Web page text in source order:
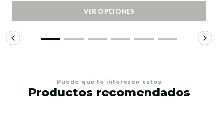
VER OPCIONES
Puede que te interesen estos
Productos recomendados